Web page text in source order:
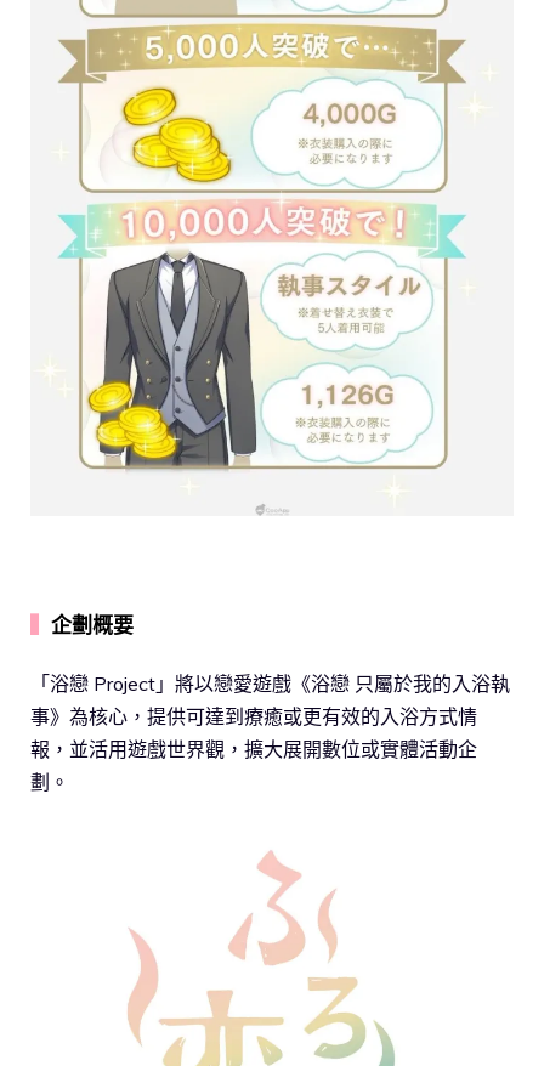
企劃概要
「浴戀 Project」將以戀愛遊戲《浴戀 只屬於我的入浴執
事》為核心，提供可達到療癒或更有效的入浴方式情
報，並活用遊戲世界觀，擴大展開數位或實體活動企
劃。